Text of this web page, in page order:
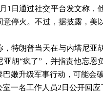
1 日通过社交平台发文称，
意停火。不过，据披露，
，特朗普当天在与内塔尼亚
亚胡“疯了”，并指责他忘
巴嫩升级军事行动，可能会
室一名工作人员2 日公开回